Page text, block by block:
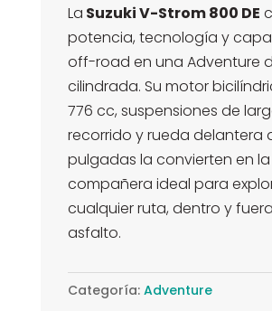
La Suzuki V-Strom 800 DE
potencia, tecnología y
off-road en una Adventure
cilindrada. Su motor
776 cc, suspensiones de
recorrido y rueda delantera
pulgadas la convierten en la
compañera ideal para
cualquier ruta, dentro y
asfalto.
Categoría: Adventure